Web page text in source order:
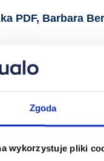
Zgoda
wykorzystuje pliki
PDF, Barbara